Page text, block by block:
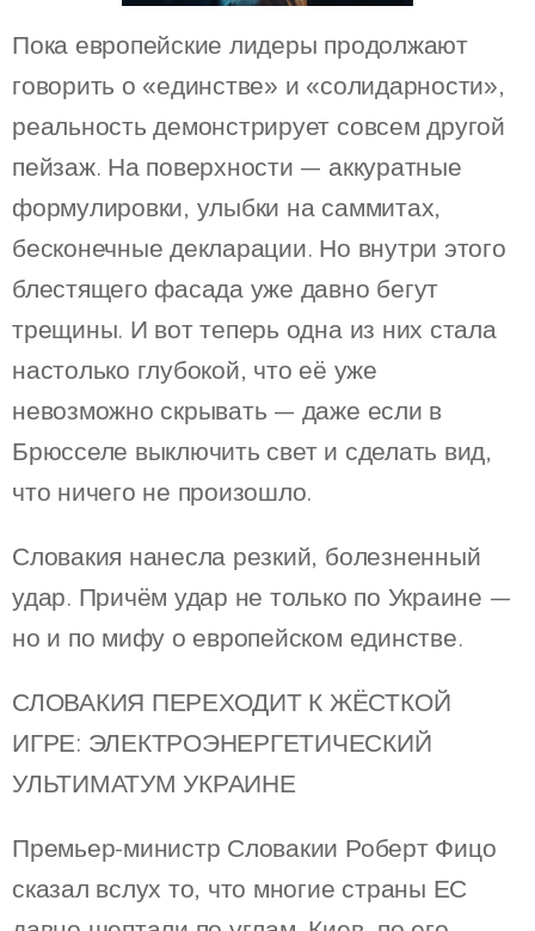
Пока европейские лидеры продолжают
говорить о «единстве» и «солидарности»,
реальность демонстрирует совсем другой
пейзаж. На поверхности — аккуратные
формулировки, улыбки на саммитах,
бесконечные декларации. Но внутри этого
блестящего фасада уже давно бегут
трещины. И вот теперь одна из них стала
настолько глубокой, что её уже
невозможно скрывать — даже если в
Брюсселе выключить свет и сделать вид,
что ничего не произошло.
Словакия нанесла резкий, болезненный
удар. Причём удар не только по Украине —
но и по мифу о европейском единстве.
СЛОВАКИЯ ПЕРЕХОДИТ К ЖЁСТКОЙ
ИГРЕ: ЭЛЕКТРОЭНЕРГЕТИЧЕСКИЙ
УЛЬТИМАТУМ УКРАИНЕ
Премьер-министр Словакии Роберт Фицо
сказал вслух то, что многие страны ЕС